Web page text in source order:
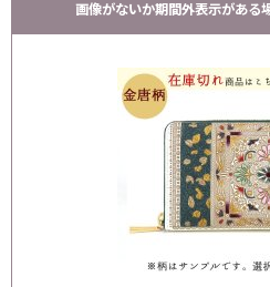
画像がないか期間外表示がある